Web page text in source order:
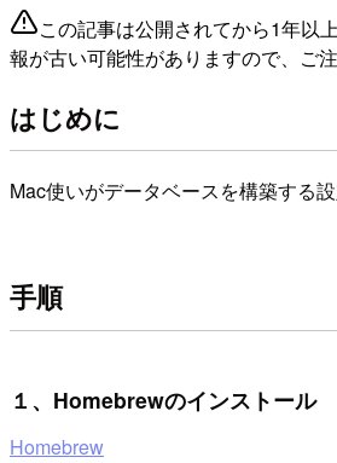
この記事は公開されてから1年以
報が古い可能性がありますので、ご注
はじめに
Mac使いがデータベースを構築する設
手順
１、Homebrewのインストール
Homebrew